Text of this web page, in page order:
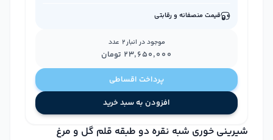
شیرینی خوری شبه نقره دو طبقه قلم گل و مرغ
قیمت منصفانه و رقابتی
موجود در انبار2 عدد
۲۳٬۶۵۰٬۰۰۰ تومان
پرداخت اقساطی
افزودن به سبد خرید